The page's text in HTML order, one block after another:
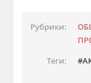
Рубрики:
Теги: